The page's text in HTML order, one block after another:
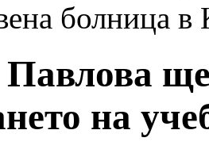
болница в
на